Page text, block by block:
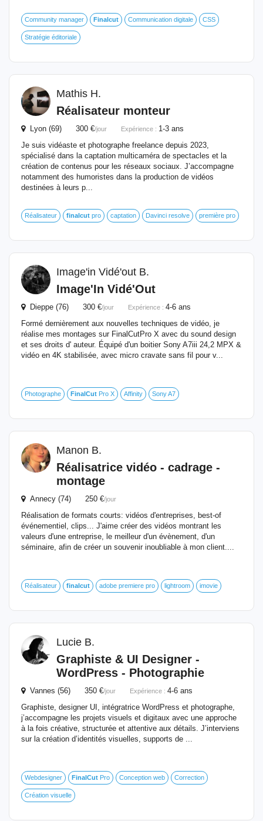
Community manager Finalcut Communication digitale CSS
Stratégie éditoriale
Mathis H.
Réalisateur monteur
Lyon (69) 300 €/jour Expérience : 1-3 ans
Je suis vidéaste et photographe freelance depuis 2023,
spécialisé dans la captation multicaméra de spectacles et la
création de contenus pour les réseaux sociaux. J’accompagne
notamment des humoristes dans la production de vidéos
destinées à leurs p...
Réalisateur finalcut pro captation Davinci resolve première pro
Image'in Vidé'out B.
Image'In Vidé'Out
Dieppe (76) 300 €/jour Expérience : 4-6 ans
Formé dernièrement aux nouvelles techniques de vidéo, je
réalise mes montages sur FinalCutPro X avec du sound design
et ses droits d' auteur. Équipé d'un boitier Sony A7iii 24,2 MPX &
vidéo en 4K stabilisée, avec micro cravate sans fil pour v...
Photographe FinalCut Pro X Affinity Sony A7
Manon B.
Réalisatrice vidéo - cadrage -
montage
Annecy (74) 250 €/jour
Réalisation de formats courts: vidéos d'entreprises, best-of
événementiel, clips... J'aime créer des vidéos montrant les
valeurs d'une entreprise, le meilleur d'un évènement, d'un
séminaire, afin de créer un souvenir inoubliable à mon client....
Réalisateur finalcut adobe premiere pro lightroom imovie
Lucie B.
Graphiste & UI Designer -
WordPress - Photographie
Vannes (56) 350 €/jour Expérience : 4-6 ans
Graphiste, designer UI, intégratrice WordPress et photographe,
j’accompagne les projets visuels et digitaux avec une approche
à la fois créative, structurée et attentive aux détails. J’interviens
sur la création d’identités visuelles, supports de ...
Webdesigner FinalCut Pro Conception web Correction
Création visuelle